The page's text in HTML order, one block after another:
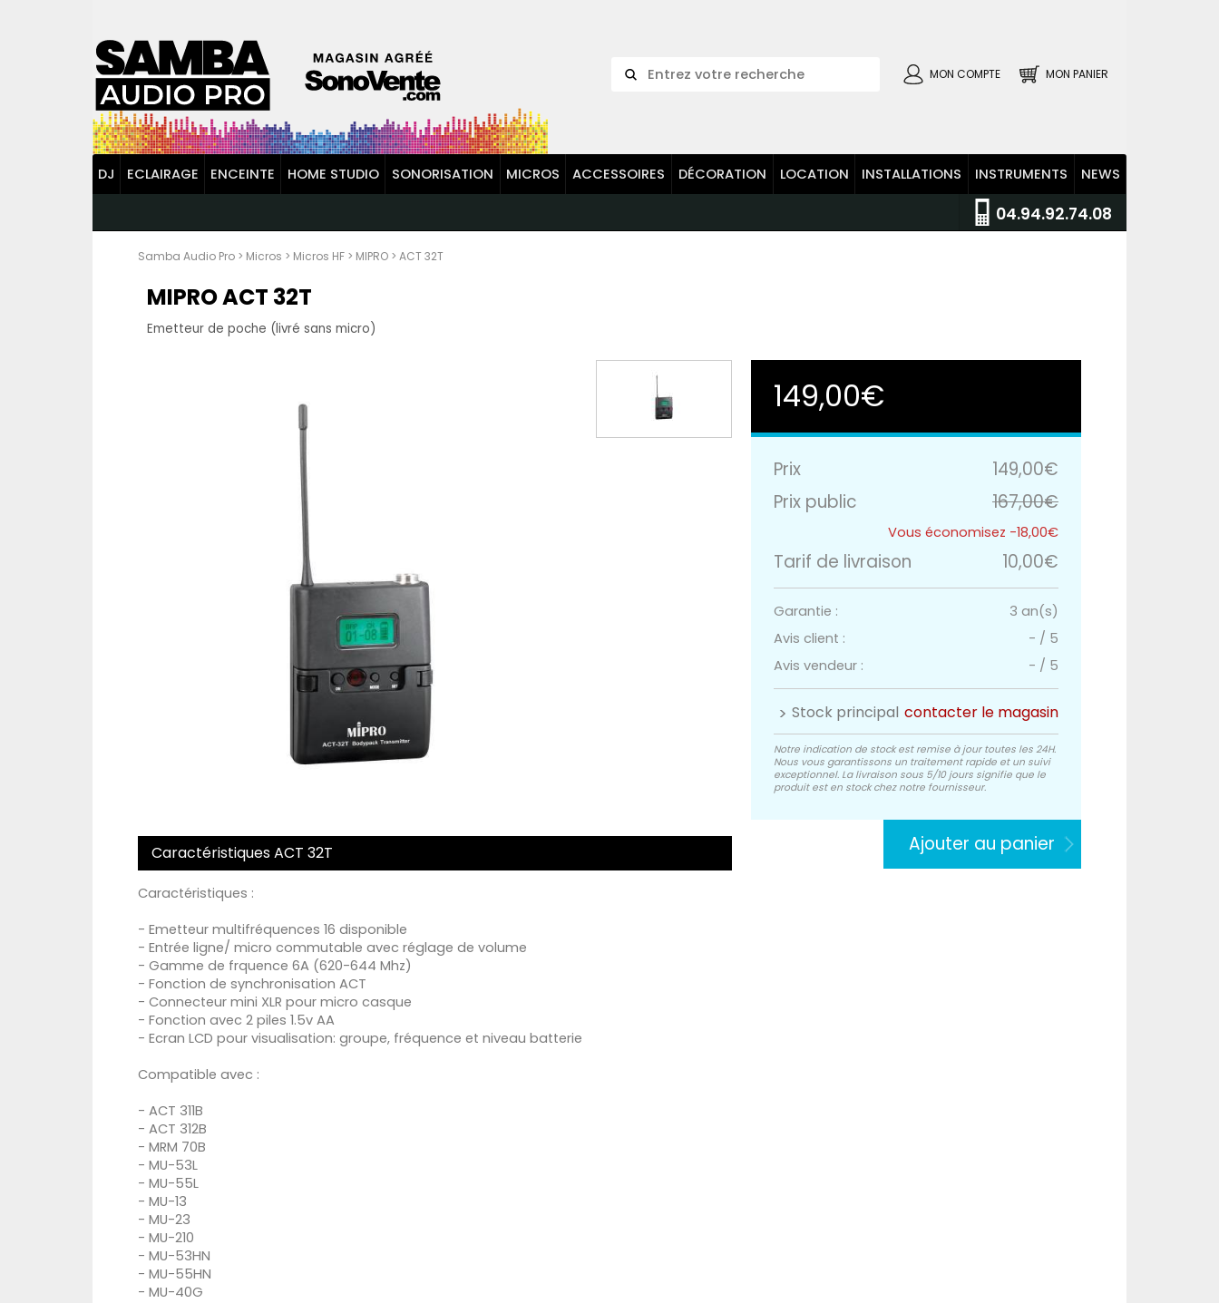
MON PANIER
MON COMPTE
DJ ECLAIRAGE ENCEINTE HOME STUDIO SONORISATION MICROS ACCESSOIRES DÉCORATION LOCATION INSTALLATIONS INSTRUMENTS NEWS
04.94.92.74.08
Samba Audio Pro > Micros > Micros HF > MIPRO > ACT 32T
MIPRO ACT 32T
Emetteur de poche (livré sans micro)
149,00€
Prix
149,00€
Prix public
167,00€
-18,00€
Tarif de livraison 10,00€
Garantie :
3 an(s)
Avis client :
- / 5
Avis vendeur :
- / 5
Stock principal contacter le magasin
Notre indication de stock est remise à jour toutes les 24H.
Nous vous garantissons un traitement rapide et un suivi
exceptionnel. La livraison sous 5/10 jours signifie que le
produit est en stock chez notre fournisseur.
Ajouter au panier
Caractéristiques ACT 32T
Caractéristiques :
- Emetteur multifréquences 16 disponible
- Entrée ligne/ micro commutable avec réglage de volume
- Gamme de frquence 6A (620-644 Mhz)
- Fonction de synchronisation ACT
- Connecteur mini XLR pour micro casque
- Fonction avec 2 piles 1.5v AA
- Ecran LCD pour visualisation: groupe, fréquence et niveau batterie
Compatible avec :
- ACT 311B
- ACT 312B
- MRM 70B
- MU-53L
- MU-55L
- MU-13
- MU-23
- MU-210
- MU-53HN
- MU-55HN
- MU-40G